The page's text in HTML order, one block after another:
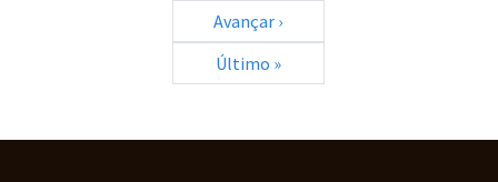
Avançar ›Próxima página
Último »Última página